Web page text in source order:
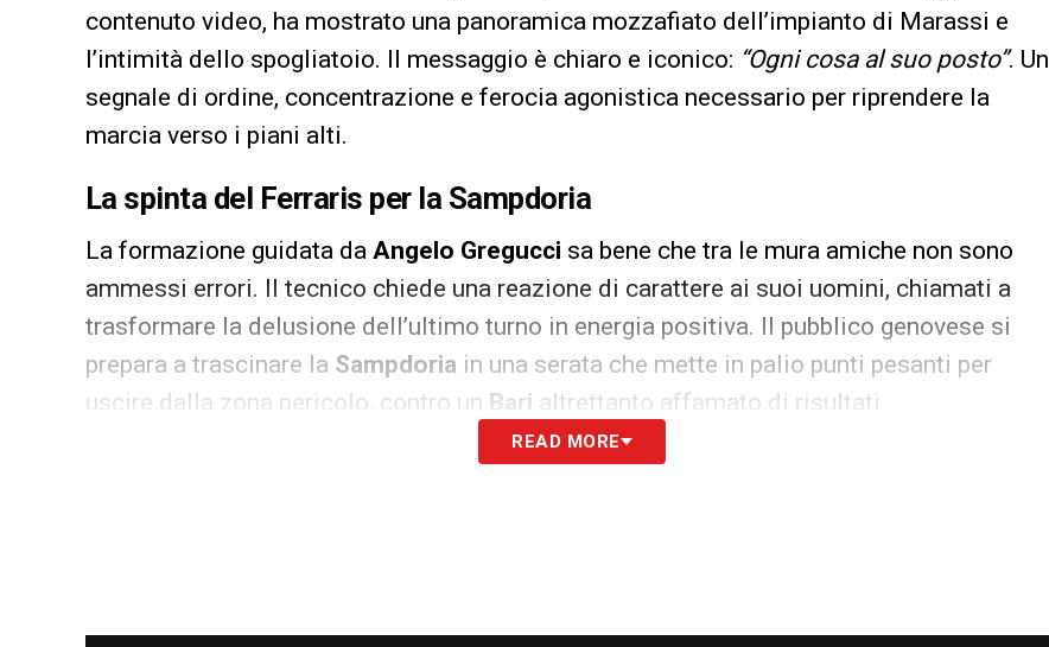
contenuto video, ha mostrato una panoramica mozzafiato dell’impianto di Marassi e
l’intimità dello spogliatoio. Il messaggio è chiaro e iconico: “Ogni cosa al suo posto”. Un
segnale di ordine, concentrazione e ferocia agonistica necessario per riprendere la
marcia verso i piani alti.
La spinta del Ferraris per la Sampdoria
La formazione guidata da Angelo Gregucci sa bene che tra le mura amiche non sono
ammessi errori. Il tecnico chiede una reazione di carattere ai suoi uomini, chiamati a
trasformare la delusione dell’ultimo turno in energia positiva. Il pubblico genovese si
prepara a trascinare la Sampdoria in una serata che mette in palio punti pesanti per
uscire dalla zona pericolo, contro un Bari altrettanto affamato di risultati.
READ MORE